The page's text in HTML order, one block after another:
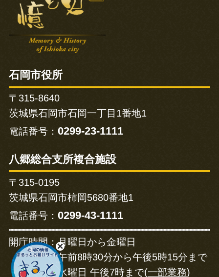
石岡市役所
〒315-8640
茨城県石岡市石岡一丁目1番地1
電話番号： 0299-23-1111
八郷総合支所複合施設
〒315-0195
茨城県石岡市柿岡5680番地1
電話番号： 0299-43-1111
開庁時間：月曜日から金曜日
午前8時30分から午後5時15分まで
水曜日 午後7時まで(一部業務)